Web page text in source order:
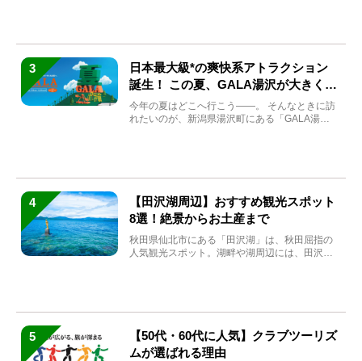
3
日本最大級*の爽快系アトラクション
誕生！ この夏、GALA湯沢が大きく生
まれ変わる
今年の夏はどこへ行こう――。 そんなときに訪
れたいのが、新潟県湯沢町にある「GALA湯
4
【田沢湖周辺】おすすめ観光スポット
8選！絶景からお土産まで
秋田県仙北市にある「田沢湖」は、秋田屈指の
人気観光スポット。湖畔や湖周辺には、田沢湖
5
【50代・60代に人気】クラブツーリズ
ムが選ばれる理由